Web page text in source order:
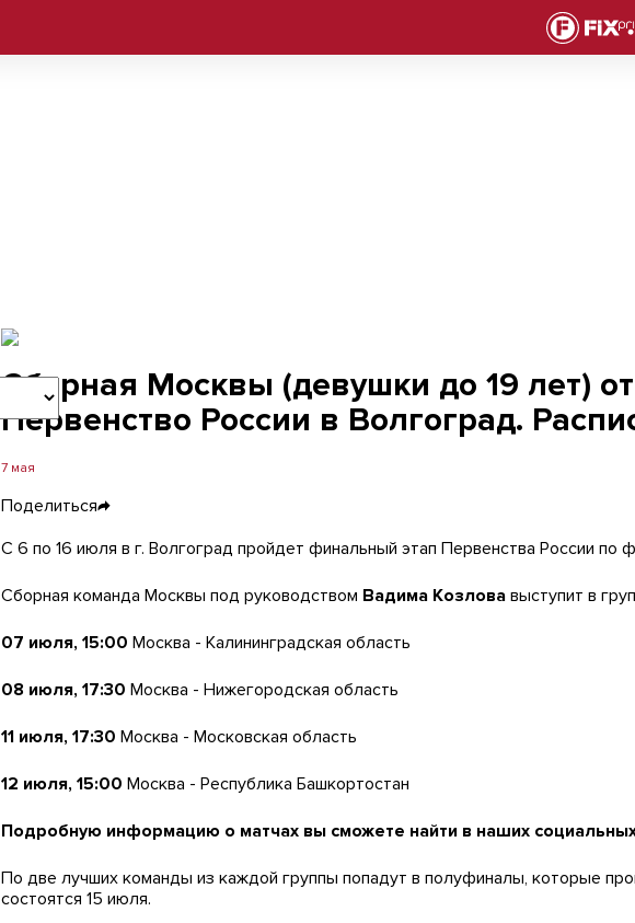
Сборная Москвы (девушки до 19 лет) отправляется на Первенство России в
Сборная Москвы (девушки до 19 лет)
Первенство России в Волгоград.
7 мая
Поделиться
С 6 по 16 июля в г. Волгоград пройдет финальный этап Первенства России по
Сборная команда Москвы под руководством Вадима Козлова выступит в
07 июля, 15:00 Москва - Калининградская область
08 июля, 17:30 Москва - Нижегородская область
11 июля, 17:30 Москва - Московская область
12 июля, 15:00 Москва - Республика Башкортостан
Подробную информацию о матчах вы сможете найти в наших социальных
По две лучших команды из каждой группы попадут в полуфиналы, которые
состоятся 15 июля.